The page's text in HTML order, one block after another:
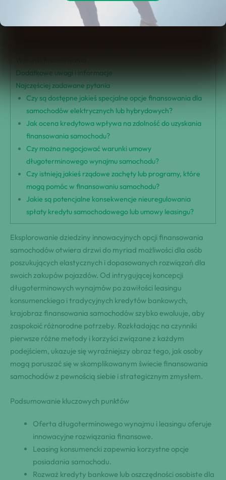
Nowe strategie finansowania samochodów
Korzyści z wynajmu długoterminowego
Dodatkowe uwagi i informacje
Najczęściej zadawane pytania
Czy są dostępne jakieś specjalne opcje finansowania dla
samochodów elektrycznych lub hybrydowych?
Jak ocena kredytowa wpływa na zdolność do uzyskania
finansowania samochodu?
Czy można negocjować warunki umowy
długoterminowego wynajmu samochodu?
Czy istnieją jakieś rządowe zachęty lub programy, które
mogą pomóc w finansowaniu samochodu?
Jakie są potencjalne konsekwencje nieuregulowania
spłaty kredytu samochodowego lub umowy leasingu?
Eksplorowanie dziedziny innowacyjnych opcji finansowania
samochodów otwiera drzwi do myriad możliwości dla osób
poszukujących elastycznych i dopasowanych rozwiązań dla
swoich zakupów pojazdów. Od intrygującej koncepcji
długoterminowych wynajmów po zawiłości leasingu
konsumenckiego i tradycyjnych kredytów bankowych,
krajobraz finansowania samochodów szybko ewoluuje, aby
zaspokoić różnorodne potrzeby. Rozkładając na czynniki
pierwsze różne metody i korzyści związane z każdym
podejściem, ukazuje się wyraźniejszy obraz tego, jak osoby
mogą poruszać się w skomplikowanym świecie finansowania
samochodów z pewnością siebie i strategicznym zmysłem.
Podsumowanie kluczowych punktów
Oferta długoterminowego wynajmu i leasingu oferuje
innowacyjne rozwiązania finansowe.
Leasing konsumencki zapewnia korzystne opcje
posiadania samochodu.
Rozważ kredyty bankowe lub oszczędności osobiste dla